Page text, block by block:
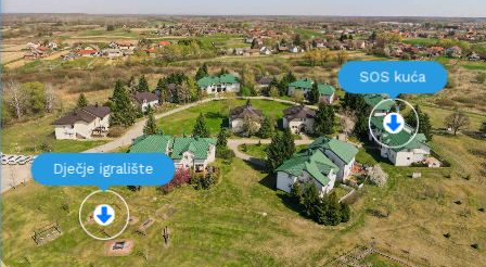
SOS kuća
Dječje igralište